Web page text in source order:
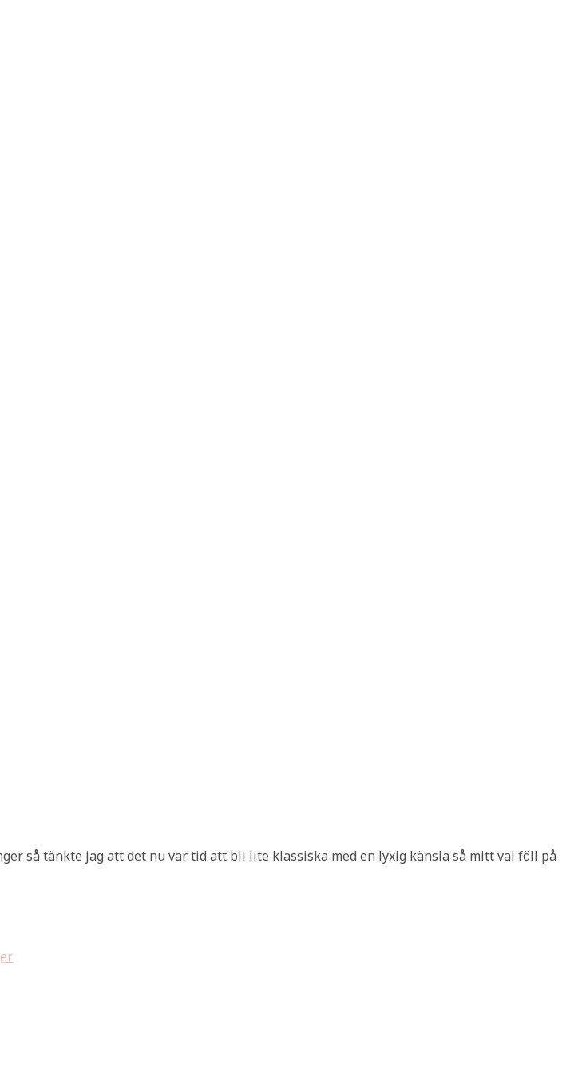
så tänkte jag att det nu var tid att bli lite klassiska med en lyxig känsla så mitt val föll på